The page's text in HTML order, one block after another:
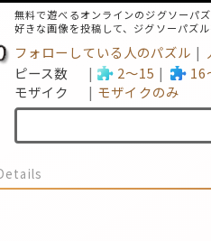
無料で遊べるオンラインのジグソーパ
好きな画像を投稿して、ジグソーパズル
フォローしている人のパズル
ピース数
2～15 16
モザイク
モザイクのみ